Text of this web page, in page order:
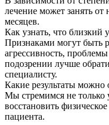
лечение может занять от
месяцев.
Как узнать, что близкий
Признаками могут быть
агрессивность,
подозрении лучше
специалисту.
Какие результаты можно
Мы стремимся не только
восстановить
пациента.